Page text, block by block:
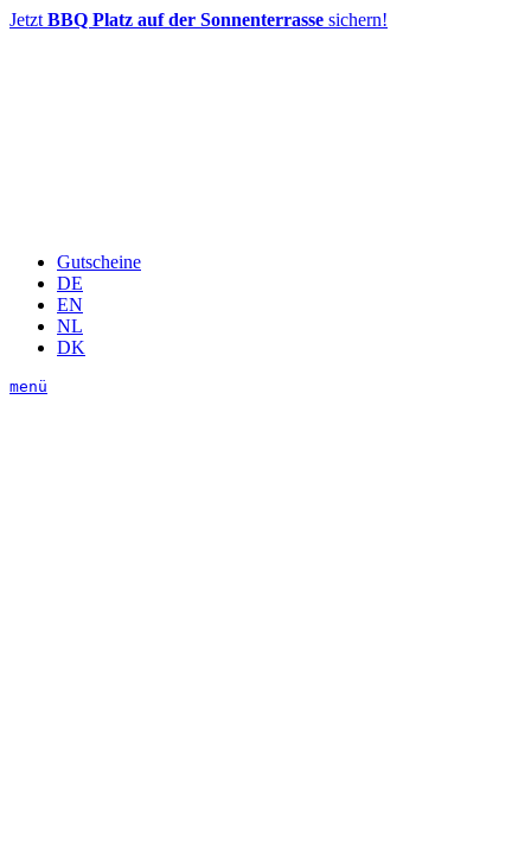
Jetzt BBQ Platz auf der Sonnenterrasse sichern!
Gutscheine
DE
EN
NL
DK
menü